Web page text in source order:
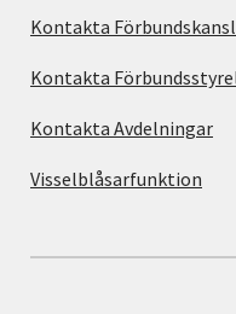
Kontakta
Kontakta
Kontakta Avdelningar
Visselblåsarfunktion